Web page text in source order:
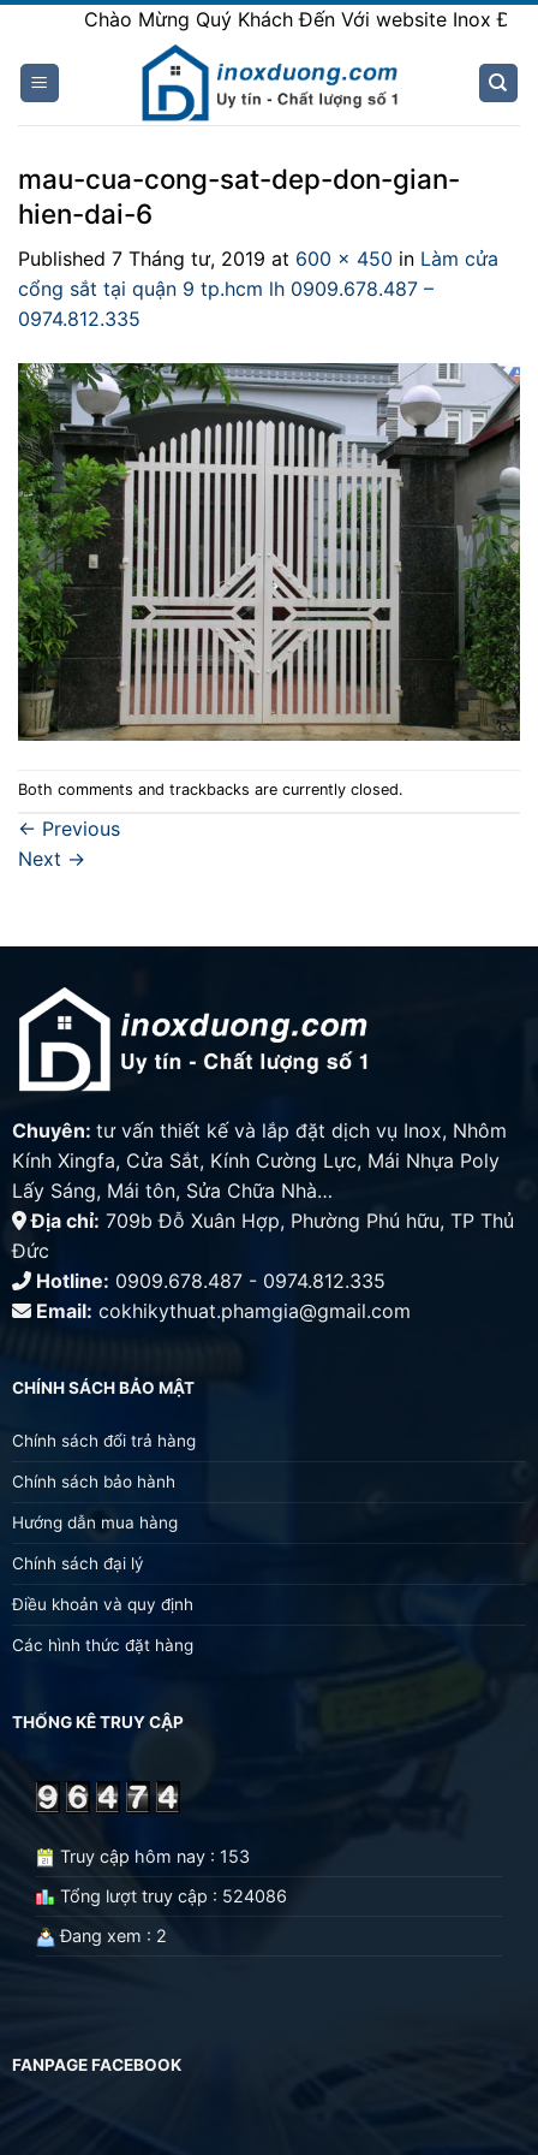
content
Chào Mừng Quý Khách Đến Với website Inox Đương
mau-cua-cong-sat-dep-don-gian-
hien-dai-6
Published 7 Tháng tư, 2019 at 600 × 450 in Làm cửa
cổng sắt tại quận 9 tp.hcm lh 0909.678.487 –
0974.812.335
Both comments and trackbacks are currently closed.
← Previous
Next →
Chuyên: tư vấn thiết kế và lắp đặt dịch vụ Inox, Nhôm
Kính Xingfa, Cửa Sắt, Kính Cường Lực, Mái Nhựa Poly
Lấy Sáng, Mái tôn, Sửa Chữa Nhà…
Địa chỉ: 709b Đỗ Xuân Hợp, Phường Phú hữu, TP Thủ
Đức
Hotline: 0909.678.487 - 0974.812.335
Email: cokhikythuat.phamgia@gmail.com
CHÍNH SÁCH BẢO MẬT
Chính sách đổi trả hàng
Chính sách bảo hành
Hướng dẫn mua hàng
Chính sách đại lý
Điều khoản và quy định
Các hình thức đặt hàng
THỐNG KÊ TRUY CẬP
Truy cập hôm nay : 153
Tổng lượt truy cập : 524086
Đang xem : 2
FANPAGE FACEBOOK